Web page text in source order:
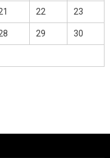
22 23
29 30